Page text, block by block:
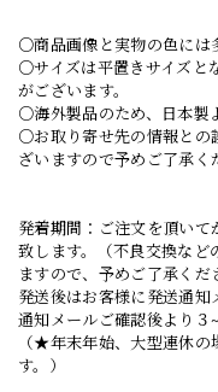
○商品画像と実物の色には
○サイズは平置きサイズと
がございます。
○海外製品のため、日本製
○お取り寄せ先の情報との
ざいますので予めご了承く
発着期間：ご注文を頂い
致します。（不良交換など
ますので、予めご了承くだ
発送後はお客様に発送通
通知メールご確認後より３
（★年末年始、大型連休
す。）